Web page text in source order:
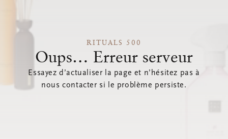
RITUALS 500
Oups… Erreur serveur
Essayez d’actualiser la page et n’hésitez pas à
nous contacter si le problème persiste.